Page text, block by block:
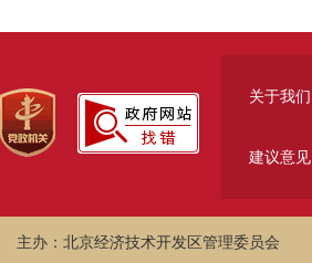
关于我们
建议意见
主办：北京经济技术开发区管理委员会